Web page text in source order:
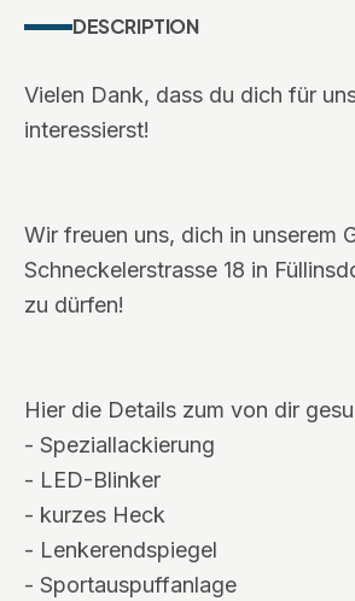
DESCRIPTION
Vielen Dank, dass du dich für
interessierst!
Wir freuen uns, dich in unserem
Schneckelerstrasse 18 in
zu dürfen!
Hier die Details zum von dir
- Speziallackierung
- LED-Blinker
- kurzes Heck
- Lenkerendspiegel
- Sportauspuffanlage